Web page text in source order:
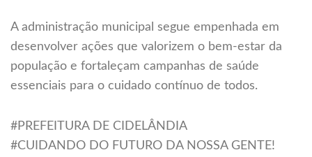
A administração municipal segue empenhada em
desenvolver ações que valorizem o bem-estar da
população e fortaleçam campanhas de saúde
essenciais para o cuidado contínuo de todos.
#PREFEITURA DE CIDELÂNDIA
#CUIDANDO DO FUTURO DA NOSSA GENTE!